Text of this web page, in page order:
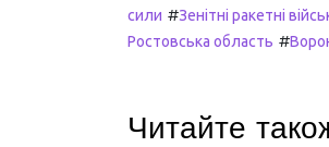
сили #Зенітні ракетні
Ростовська область #
Читайте